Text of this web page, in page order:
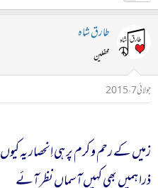
طارق شاہ
محفلین
جولائی 7، 2015
زمیں کے رحم و کرم پر ہی اِنحصار یہ کیوں
ذرا ہمیں بھی کہیں آسماں نظر آئے